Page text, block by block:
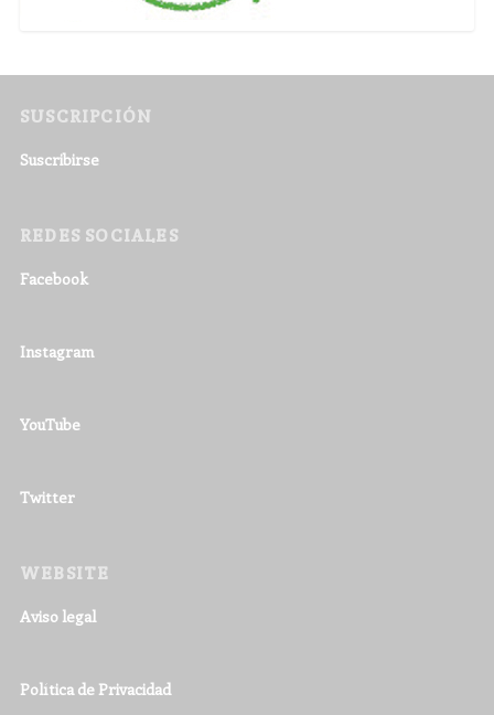
SUSCRIPCIÓN
Suscribirse
REDES SOCIALES
Facebook
Instagram
YouTube
Twitter
WEBSITE
Aviso legal
Política de Privacidad